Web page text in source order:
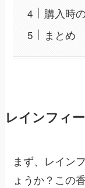
購入時
まとめ
レインフィ
まず、レイン
ょうか？この香